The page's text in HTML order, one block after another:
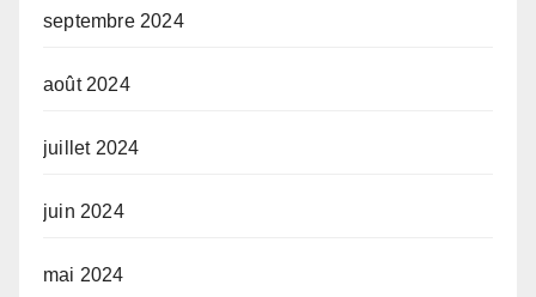
septembre 2024
août 2024
juillet 2024
juin 2024
mai 2024